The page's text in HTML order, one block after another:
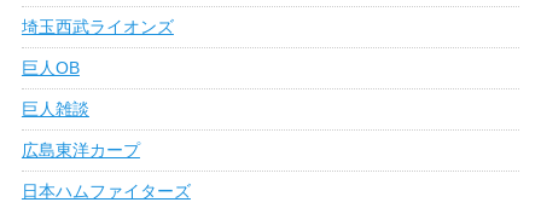
埼玉西武ライオンズ
巨人OB
巨人雑談
広島東洋カープ
日本ハムファイターズ